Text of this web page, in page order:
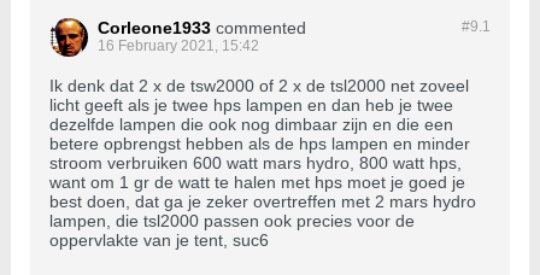
#9.1
Corleone1933 commented
16 February 2021, 15:42
Ik denk dat 2 x de tsw2000 of 2 x de tsl2000 net zoveel
licht geeft als je twee hps lampen en dan heb je twee
dezelfde lampen die ook nog dimbaar zijn en die een
betere opbrengst hebben als de hps lampen en minder
stroom verbruiken 600 watt mars hydro, 800 watt hps,
want om 1 gr de watt te halen met hps moet je goed je
best doen, dat ga je zeker overtreffen met 2 mars hydro
lampen, die tsl2000 passen ook precies voor de
oppervlakte van je tent, suc6